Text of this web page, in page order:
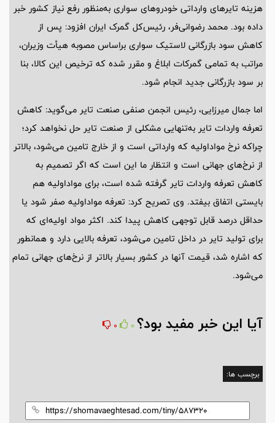
هزینه تایرهای وارداتی خودروهای سواری به‌منظور رفع نیاز کشور خبر
داده بود. محمد رضوانی‌فر، رئیس‌کل گمرک ایران افزود: پس از
کاهش سود بازرگانی لاستیک سواری براساس مصوبه هیأت وزیران،
مراتب به تمامی گمرکات ابلاغ و مقرر شده که ترخیص این کالا، بنا
بر سود بازرگانی جدید انجام شود.
اما جمال میرزایی، رئیس انجمن صنفی صنعت تایر می‌گوید: کاهش
تعرفه واردات تایر به‌تنهایی مشکلی از صنعت تایر حل نخواهد کرد؛
چراکه نرخ مواداولیه که وارداتی است و از خارج تامین می‌شود، بالاتر
از نرخ‌های جهانی است و انتظار ما این است که اگر تصمیم به
کاهش تعرفه واردات تایر گرفته شده است، برای مواداولیه هم
بایستی اتفاق بیفتد. وی تصریح کرد: تعرفه مواداولیه صفر شود یا
حداقل درصد قابل توجهی کاهش پیدا کند. اکثر مواد اولیه‌ای که
برای تولید تایر در داخل تامین می‌شود، تعرفه بالایی دارد و همانطور
که اشاره شد، قیمت آنها در کشور بسیار بالاتر از نرخ‌های جهانی تمام
می‌شود.
آیا این خبر مفید بود؟ 0
0
برچسب ها: